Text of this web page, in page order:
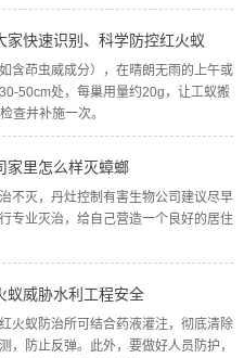
家快速识别、科学防控红火蚁
含茚虫威成分），在晴朗无雨的上午或
50cm处，每巢用量约20g，让工蚁搬
查并补施一次。
家里怎么样灭蟑螂
不灭，丹灶控制有害生物公司建议尽早
专业灭治，给自己营造一个良好的居住
蚁威胁水利工程安全
火蚁防治所可结合药液灌注，彻底清除
，防止反弹。此外，要做好人员防护，